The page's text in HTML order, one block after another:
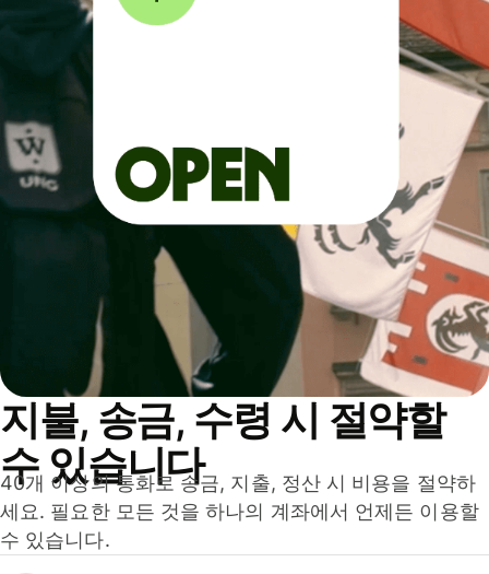
지불, 송금, 수령 시 절약할
수 있습니다
40개 이상의 통화로 송금, 지출, 정산 시 비용을 절약하
세요. 필요한 모든 것을 하나의 계좌에서 언제든 이용할
수 있습니다.